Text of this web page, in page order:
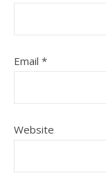
Email *
Website